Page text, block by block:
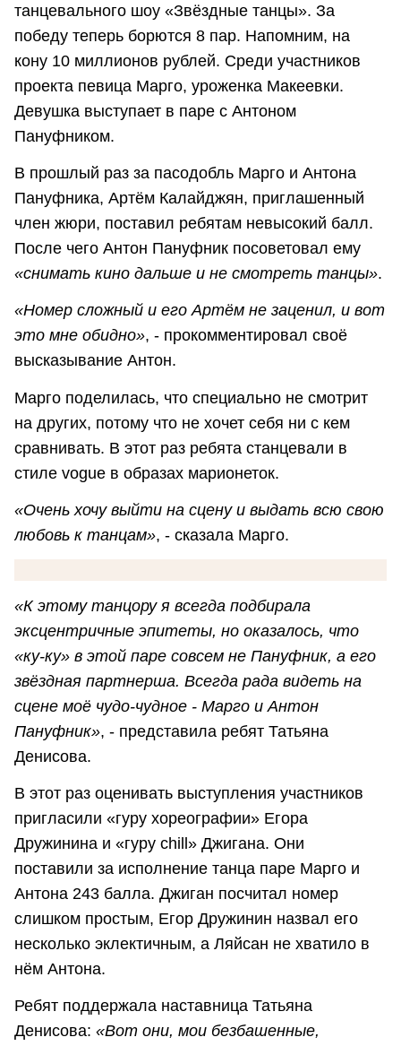
танцевального шоу «Звёздные танцы». За
победу теперь борются 8 пар. Напомним, на
кону 10 миллионов рублей. Среди участников
проекта певица Марго, уроженка Макеевки.
Девушка выступает в паре с Антоном
Пануфником.
В прошлый раз за пасодобль Марго и Антона
Пануфника, Артём Калайджян, приглашенный
член жюри, поставил ребятам невысокий балл.
После чего Антон Пануфник посоветовал ему
«снимать кино дальше и не смотреть танцы».
«Номер сложный и его Артём не заценил, и вот
это мне обидно», - прокомментировал своё
высказывание Антон.
Марго поделилась, что специально не смотрит
на других, потому что не хочет себя ни с кем
сравнивать. В этот раз ребята станцевали в
стиле vogue в образах марионеток.
«Очень хочу выйти на сцену и выдать всю свою
любовь к танцам», - сказала Марго.
«К этому танцору я всегда подбирала
эксцентричные эпитеты, но оказалось, что
«ку-ку» в этой паре совсем не Пануфник, а его
звёздная партнерша. Всегда рада видеть на
сцене моё чудо-чудное - Марго и Антон
Пануфник», - представила ребят Татьяна
Денисова.
В этот раз оценивать выступления участников
пригласили «гуру хореографии» Егора
Дружинина и «гуру chill» Джигана. Они
поставили за исполнение танца паре Марго и
Антона 243 балла. Джиган посчитал номер
слишком простым, Егор Дружинин назвал его
несколько эклектичным, а Ляйсан не хватило в
нём Антона.
Ребят поддержала наставница Татьяна
Денисова: «Вот они, мои безбашенные,